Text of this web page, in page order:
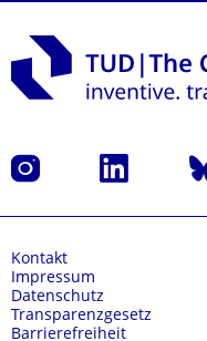
Instagram LinkedIn
Kontakt
Impressum
Datenschutz
Transparenzgesetz
Barrierefreiheit